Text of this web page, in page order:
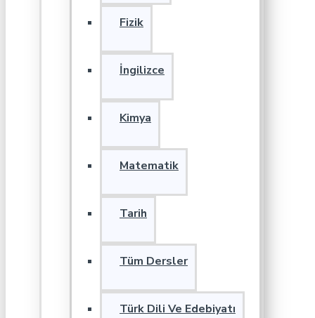
Fizik
İngilizce
Kimya
Matematik
Tarih
Tüm Dersler
Türk Dili Ve Edebiyatı